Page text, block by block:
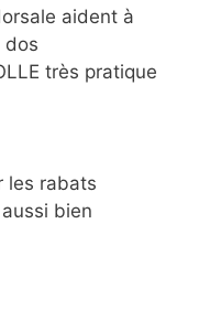
aident à
dos
très pratique
les rabats
bien